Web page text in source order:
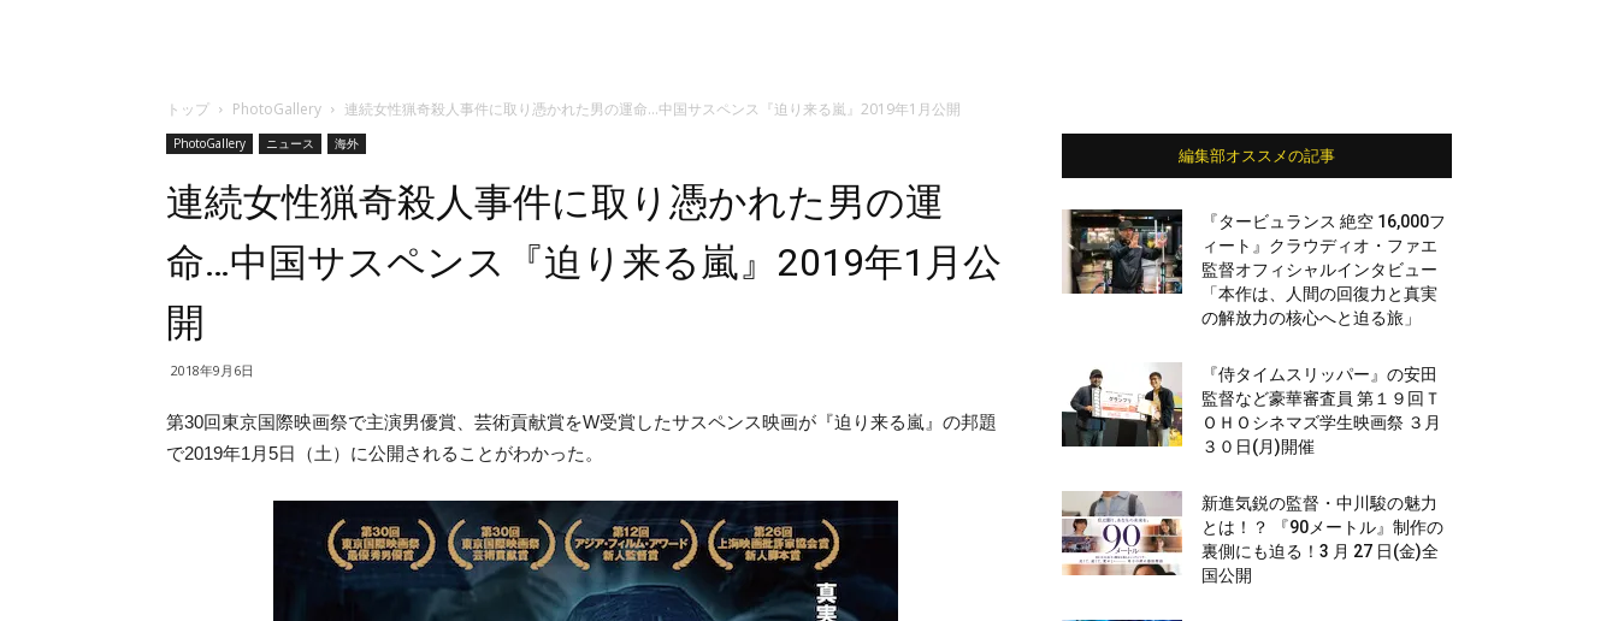
トップ PhotoGallery 連続女性猟奇殺人事件に取り憑かれた男の運命…中国サスペンス『迫り来る嵐』2019年1月公開
PhotoGallery ニュース 海外
連続女性猟奇殺人事件に取り憑かれた男の運
命…中国サスペンス『迫り来る嵐』2019年1月公
開
2018年9月6日
第30回東京国際映画祭で主演男優賞、芸術貢献賞をW受賞したサスペンス映画が『迫り来る嵐』の邦題
で2019年1月5日（土）に公開されることがわかった。
編集部オススメの記事
『タービュランス 絶空 16,000フ
ィート』クラウディオ・ファエ
監督オフィシャルインタビュー
「本作は、人間の回復力と真実
の解放力の核心へと迫る旅」
『侍タイムスリッパー』の安田
監督など豪華審査員 第１９回Ｔ
ＯＨＯシネマズ学生映画祭 ３月
３０日(月)開催
新進気鋭の監督・中川駿の魅力
とは！？ 『90メートル』制作の
裏側にも迫る！3 月 27 日(金)全
国公開